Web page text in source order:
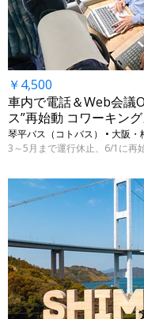
￥4,500
車内で電話＆Web会議
ス”再始動 コワーキン
琴平バス（コトバス） • 大阪
3～5月まで運行休止、6/1に再